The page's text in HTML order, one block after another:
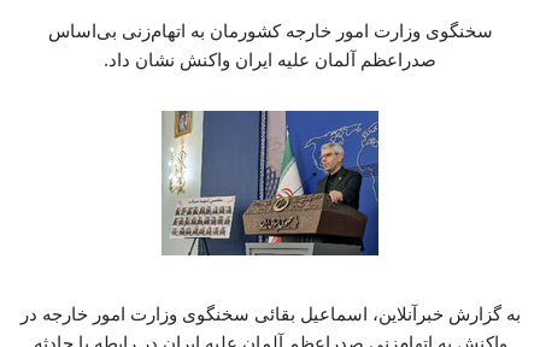
سخنگوی وزارت امور خارجه کشورمان به اتهام‌زنی بی‌اساس
صدراعظم آلمان علیه ایران واکنش نشان داد.
به گزارش خبرآنلاین، اسماعیل بقائی سخنگوی وزارت امور خارجه در
واکنش به اتهام‌زنی صدراعظم آلمان علیه ایران در رابطه با حادثه